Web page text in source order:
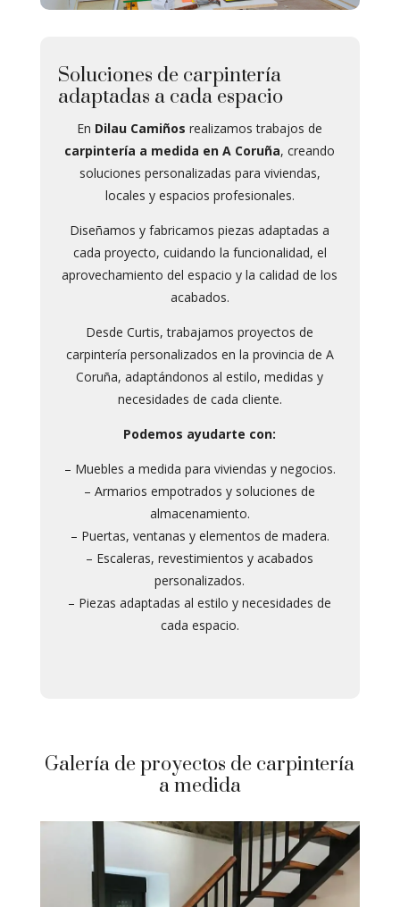
Soluciones de carpintería
adaptadas a cada espacio
En Dilau Camiños realizamos trabajos de
carpintería a medida en A Coruña, creando
soluciones personalizadas para viviendas,
locales y espacios profesionales.
Diseñamos y fabricamos piezas adaptadas a
cada proyecto, cuidando la funcionalidad, el
aprovechamiento del espacio y la calidad de los
acabados.
Desde Curtis, trabajamos proyectos de
carpintería personalizados en la provincia de A
Coruña, adaptándonos al estilo, medidas y
necesidades de cada cliente.
Podemos ayudarte con:
– Muebles a medida para viviendas y negocios.
– Armarios empotrados y soluciones de
almacenamiento.
– Puertas, ventanas y elementos de madera.
– Escaleras, revestimientos y acabados
personalizados.
– Piezas adaptadas al estilo y necesidades de
cada espacio.
Galería de proyectos de carpintería
a medida